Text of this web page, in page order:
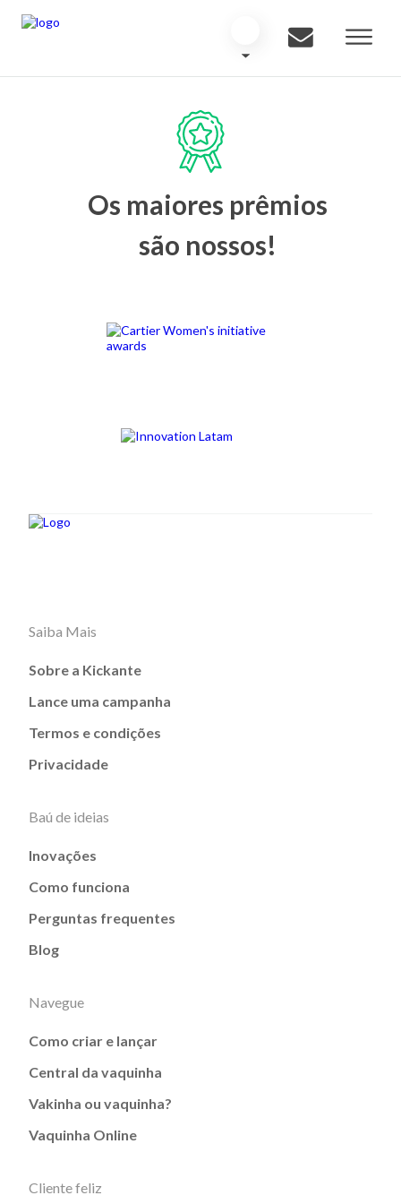
Os maiores prêmios
são nossos!
Saiba Mais
Sobre a Kickante
Lance uma campanha
Termos e condições
Privacidade
Baú de ideias
Inovações
Como funciona
Perguntas frequentes
Blog
Navegue
Como criar e lançar
Central da vaquinha
Vakinha ou vaquinha?
Vaquinha Online
Cliente feliz